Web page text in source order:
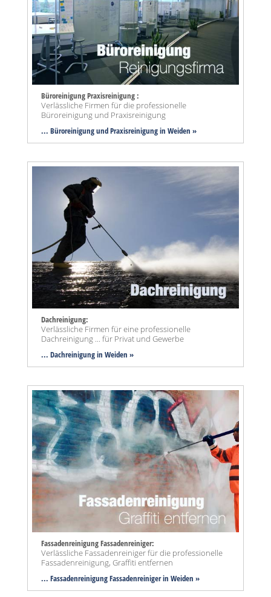
Büroreinigung Praxisreinigung :
Verlässliche Firmen für die professionelle
Büroreinigung und Praxisreinigung
... Büroreinigung und Praxisreinigung in Weiden »
Dachreinigung:
Verlässliche Firmen für eine professionelle
Dachreinigung ... für Privat und Gewerbe
... Dachreinigung in Weiden »
Fassadenreinigung Fassadenreiniger:
Verlässliche Fassadenreiniger für die professionelle
Fassadenreinigung, Graffiti entfernen
... Fassadenreinigung Fassadenreiniger in Weiden »